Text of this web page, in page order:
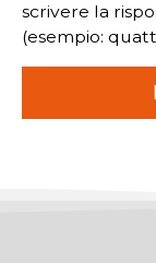
scrivere la
(esempio: